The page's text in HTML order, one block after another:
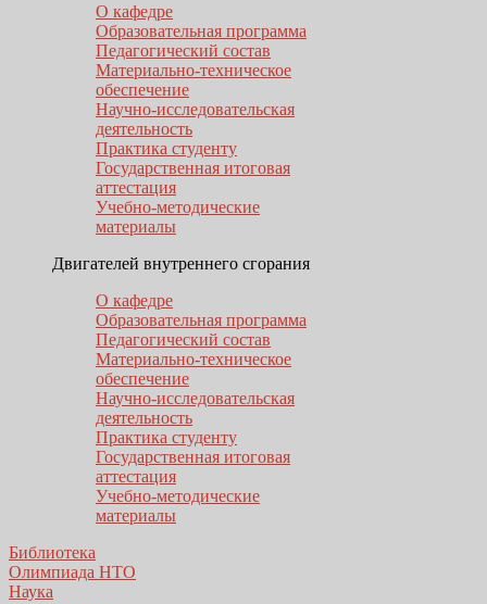
О кафедре
Образовательная программа
Педагогический состав
Материально-техническое
обеспечение
Научно-исследовательская
деятельность
Практика студенту
Государственная итоговая
аттестация
Учебно-методические
материалы
Двигателей внутреннего сгорания
О кафедре
Образовательная программа
Педагогический состав
Материально-техническое
обеспечение
Научно-исследовательская
деятельность
Практика студенту
Государственная итоговая
аттестация
Учебно-методические
материалы
Библиотека
Олимпиада НТО
Наука